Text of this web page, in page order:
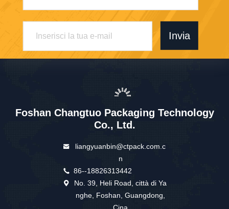
Invia
Foshan Changtuo Packaging Technology
Co., Ltd.
liangyuanbin@ctpack.com.c
n
86--18826313442
No. 39, Heli Road, città di Ya
nghe, Foshan, Guangdong,